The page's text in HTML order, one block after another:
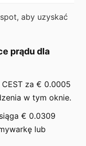
aby uzyskać
prądu dla
CEST za € 0.0005
w tym oknie.
€ 0.0309
lub